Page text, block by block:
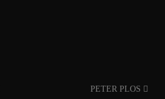
PETER PLOS